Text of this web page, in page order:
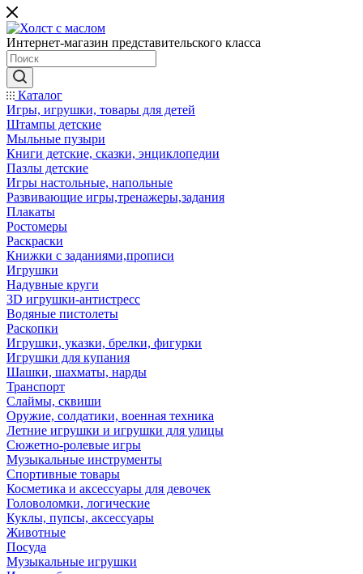
Интернет-магазин представительского класса
Каталог
Игры, игрушки, товары для детей
Штампы детские
Мыльные пузыри
Книги детские, сказки, энциклопедии
Пазлы детские
Игры настольные, напольные
Развивающие игры,тренажеры,задания
Плакаты
Ростомеры
Раскраски
Книжки с заданиями,прописи
Игрушки
Надувные круги
3D игрушки-антистресс
Водяные пистолеты
Раскопки
Игрушки, указки, брелки, фигурки
Игрушки для купания
Шашки, шахматы, нарды
Транспорт
Слаймы, сквиши
Оружие, солдатики, военная техника
Летние игрушки и игрушки для улицы
Сюжетно-ролевые игры
Музыкальные инструменты
Спортивные товары
Косметика и аксессуары для девочек
Головоломки, логические
Куклы, пупсы, аксессуары
Животные
Посуда
Музыкальные игрушки